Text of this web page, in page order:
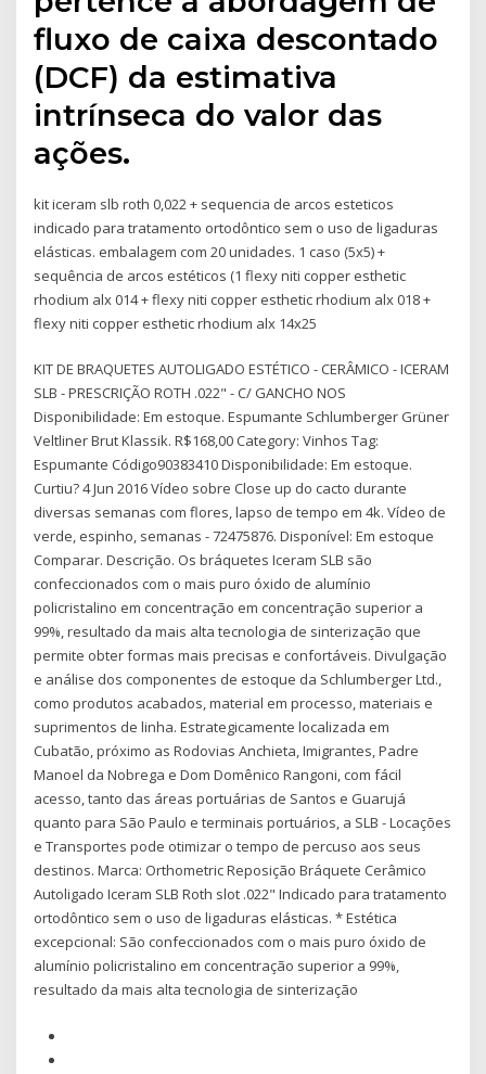
fluxo de caixa descontado
(DCF) da estimativa
intrínseca do valor das
ações.
kit iceram slb roth 0,022 + sequencia de arcos esteticos
indicado para tratamento ortodôntico sem o uso de ligaduras
elásticas. embalagem com 20 unidades. 1 caso (5x5) +
sequência de arcos estéticos (1 flexy niti copper esthetic
rhodium alx 014 + flexy niti copper esthetic rhodium alx 018 +
flexy niti copper esthetic rhodium alx 14x25
KIT DE BRAQUETES AUTOLIGADO ESTÉTICO - CERÂMICO - ICERAM
SLB - PRESCRIÇÃO ROTH .022" - C/ GANCHO NOS
Disponibilidade: Em estoque. Espumante Schlumberger Grüner
Veltliner Brut Klassik. R$168,00 Category: Vinhos Tag:
Espumante Código90383410 Disponibilidade: Em estoque.
Curtiu? 4 Jun 2016 Vídeo sobre Close up do cacto durante
diversas semanas com flores, lapso de tempo em 4k. Vídeo de
verde, espinho, semanas - 72475876. Disponível: Em estoque
Comparar. Descrição. Os bráquetes Iceram SLB são
confeccionados com o mais puro óxido de alumínio
policristalino em concentração em concentração superior a
99%, resultado da mais alta tecnologia de sinterização que
permite obter formas mais precisas e confortáveis. Divulgação
e análise dos componentes de estoque da Schlumberger Ltd.,
como produtos acabados, material em processo, materiais e
suprimentos de linha. Estrategicamente localizada em
Cubatão, próximo as Rodovias Anchieta, Imigrantes, Padre
Manoel da Nobrega e Dom Domênico Rangoni, com fácil
acesso, tanto das áreas portuárias de Santos e Guarujá
quanto para São Paulo e terminais portuários, a SLB - Locações
e Transportes pode otimizar o tempo de percuso aos seus
destinos. Marca: Orthometric Reposição Bráquete Cerâmico
Autoligado Iceram SLB Roth slot .022" Indicado para tratamento
ortodôntico sem o uso de ligaduras elásticas. * Estética
excepcional: São confeccionados com o mais puro óxido de
alumínio policristalino em concentração superior a 99%,
resultado da mais alta tecnologia de sinterização